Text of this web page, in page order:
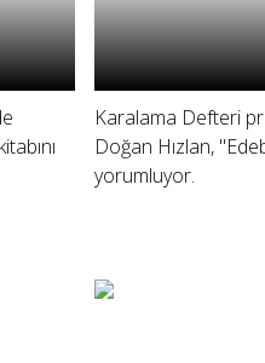
Karalama Defteri
Doğan Hızlan,
yorumluyor.